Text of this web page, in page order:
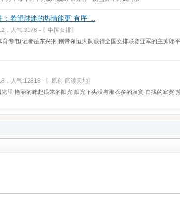
希望球迷的热情能更“有序” ..
，人气:3176 - 〖中国女排〗
育专电(记者岳东兴)刚刚带领恒大队获得全国女排联赛亚军的主帅郎
，人气:12818 - 〖原创·阅读天地〗
里 艳丽的眯起眼来的阳光 阳光下头没有那么多的寂寞 自找的寂寞